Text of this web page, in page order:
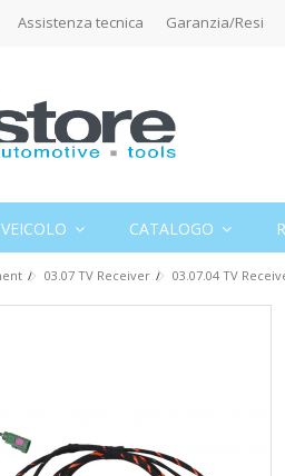
Assistenza tecnica Garanzia/Resi
CATALOGO
03.07 TV Receiver 03.07.04 TV